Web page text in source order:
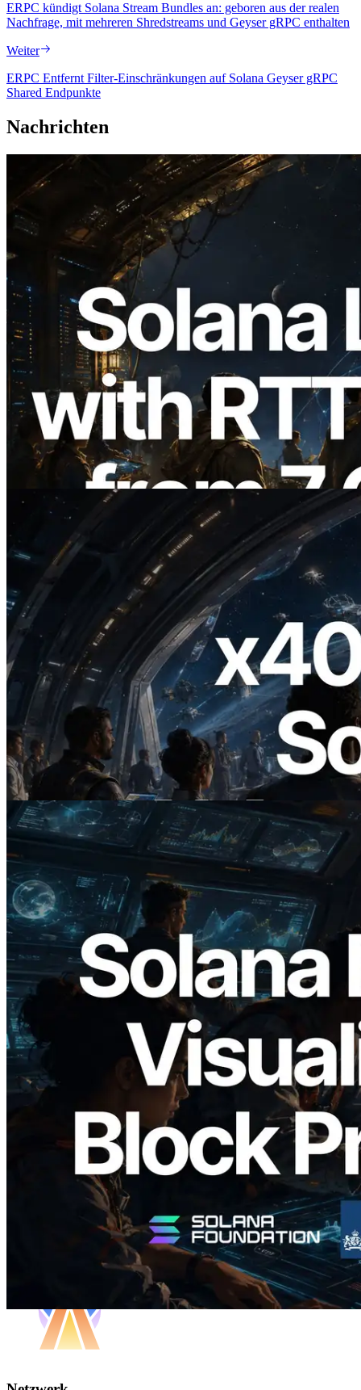
ERPC kündigt Solana Stream Bundles an: geboren aus der realen
Nachfrage, mit mehreren Shredstreams und Geyser gRPC enthalten
Weiter
ERPC Entfernt Filter-Einschränkungen auf Solana Geyser gRPC
Shared Endpunkte
Nachrichten
2026.08.05
ERPC erweitert Solana Leader Slot API
um Ping-Messung aus 7 globalen
Regionen — Validators Information API
ebenfalls gestartet
2026.07.04
ERPC startet x402-fähige Solana RPC —
Der Beginn einer Ära, in der KI-Agenten
APIs bei Bedarf bezahlen
Artikel lesen
2026.05.24
Validators Solutions veröffentlicht Solana
Block Analyzer – Visualisierung der
Blockproduktionszeit pro Slot und der
zugewiesenen Validatoren